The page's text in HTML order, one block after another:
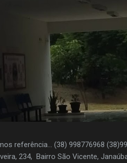
referência... (38) 998776968
234, Bairro São Vicente,